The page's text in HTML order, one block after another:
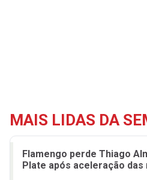
MAIS LIDAS DA
Flamengo perde Thiago
Plate após aceleração